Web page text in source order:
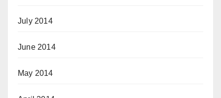
July 2014
June 2014
May 2014